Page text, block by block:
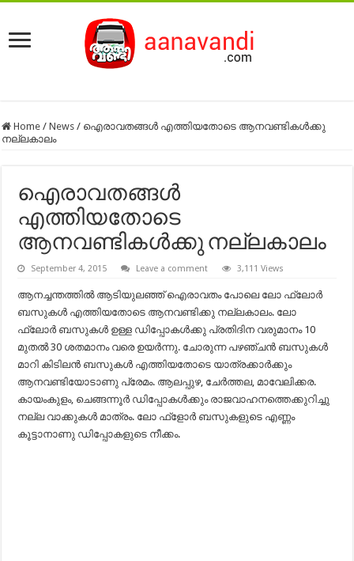
Home / News / ഐരാവതങ്ങൾ എത്തിയതോടെ ആനവണ്ടികൾക്കു
നല്ലകാലം
ഐരാവതങ്ങൾ
എത്തിയതോടെ
ആനവണ്ടികൾക്കു നല്ലകാലം
September 4, 2015 Leave a comment 3,111 Views
ആനച്ചന്തത്തിൽ ആടിയുലഞ്ഞ് ഐരാവതം പോലെ ലോ ഫ്ലോർ
ബസുകൾ എത്തിയതോടെ ആനവണ്ടിക്കു നല്ലകാലം. ലോ
ഫ്ലോർ ബസുകൾ ഉള്ള ഡിപ്പോകൾ‌ക്കു പ്രതിദിന വരുമാനം 10
മുതൽ 30 ശതമാനം വരെ ഉയർന്നു. ചോരുന്ന പഴഞ്ചൻ ബസുകൾ
മാറി കിടിലൻ ബസുകൾ എത്തിയതോടെ യാത്രക്കാർക്കും
ആനവണ്ടിയോടാണു പ്രേമം. ആലപ്പുഴ, ചേർത്തല, മാവേലിക്കര.
കായംകുളം, ചെങ്ങന്നൂർ ഡിപ്പോകൾക്കും രാജവാഹനത്തെക്കുറിച്ചു
നല്ല വാക്കുകൾ മാത്രം. ലോ ഫ്ളോർ ബസുകളുടെ എണ്ണം
കൂട്ടാനാണു ഡിപ്പോകളുടെ നീക്കം.